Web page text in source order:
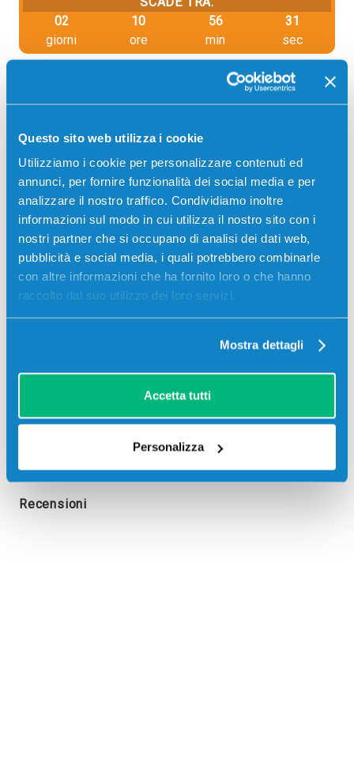
Questo sito web utilizza i cookie
Utilizziamo i cookie per personalizzare contenuti ed
annunci, per fornire funzionalità dei social media e per
analizzare il nostro traffico. Condividiamo inoltre
informazioni sul modo in cui utilizza il nostro sito con i
nostri partner che si occupano di analisi dei dati web,
pubblicità e social media, i quali potrebbero combinarle
con altre informazioni che ha fornito loro o che hanno
raccolto dal suo utilizzo dei loro servizi.
Mostra dettagli
Accetta tutti
Personalizza
02
giorni
10
ore
56
min
31
sec
PUOI PAGARE CON:
Bonifico bancario
Descrizione
Toner compatibile Kyocera-Mita 1T0C150NL0 TK-
1260 NERO 10000 pagine per Stampanti: Kyocera-
Mita ECOSYS PA4000WX, Kyocera-Mita ECOSYS
Recensioni